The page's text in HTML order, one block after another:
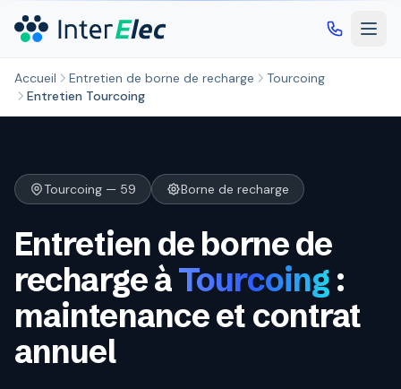
Accueil Entretien de borne de recharge
Tourcoing
Entretien Tourcoing
Tourcoing — 59 Borne de recharge
Entretien de borne de
recharge àTourcoing :
maintenance et contrat
annuel